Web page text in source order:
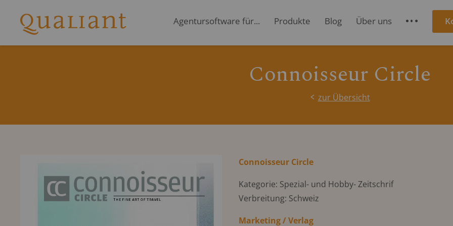
Agentursoftware für... Produkte Blog Über uns S
Connoisseur Circle
zur Übersicht
Connoisseur Circle
Kategorie: Spezial- und Hobby- Zeitschrif
Verbreitung: Schweiz
Marketing / Verlag